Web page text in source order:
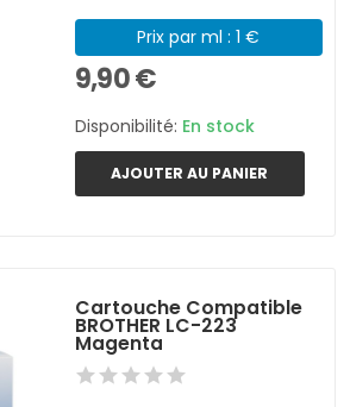
Prix par ml : 1 €
9,90 €
Disponibilité: En stock
AJOUTER AU PANIER
Cartouche Compatible
BROTHER LC-223
Magenta